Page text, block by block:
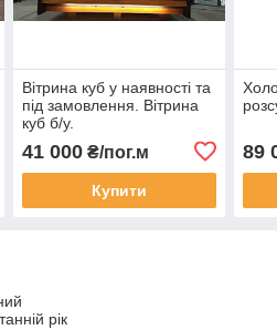
Вітрина куб у наявності та
під замовлення. Вітрина
куб б/у.
41 000₴/пог.м
Купити
89
рік